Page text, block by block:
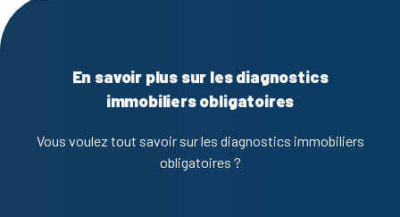
En savoir plus sur les diagnostics
immobiliers obligatoires
Vous voulez tout savoir sur les diagnostics immobiliers
obligatoires ?